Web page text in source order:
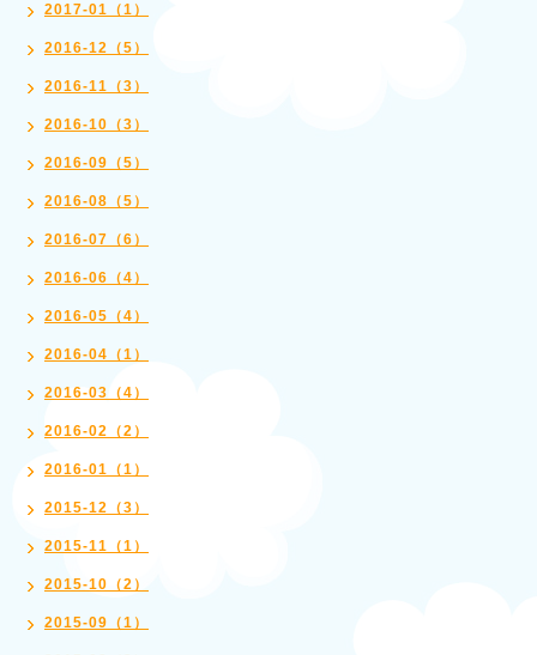
2017-01（1）
2016-12（5）
2016-11（3）
2016-10（3）
2016-09（5）
2016-08（5）
2016-07（6）
2016-06（4）
2016-05（4）
2016-04（1）
2016-03（4）
2016-02（2）
2016-01（1）
2015-12（3）
2015-11（1）
2015-10（2）
2015-09（1）